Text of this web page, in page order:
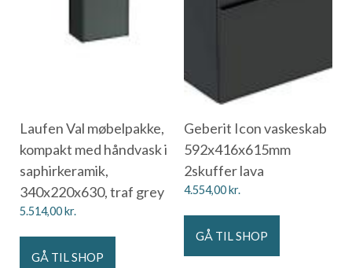
Laufen Val møbelpakke,
kompakt med håndvask i
saphirkeramik,
340x220x630, traf grey
5.514,00kr.
GÅ TIL SHOP
Geberit Icon vaskeskab
592x416x615mm
2skuffer lava
4.554,00kr.
GÅ TIL SHOP